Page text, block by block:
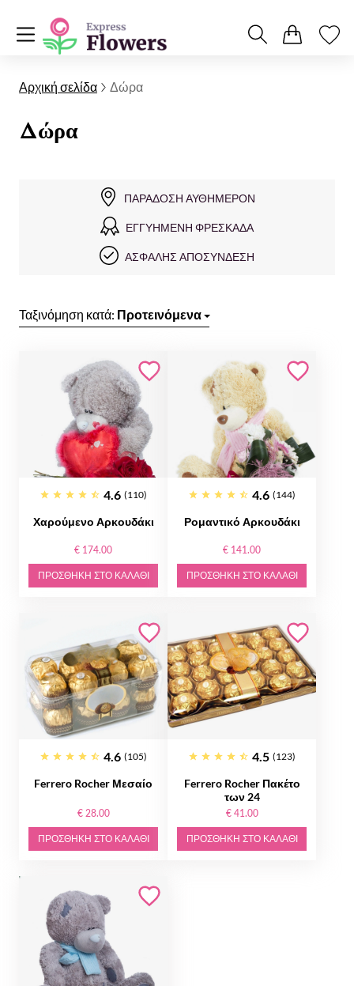
Αρχική σελίδα Δώρα
Δώρα
ΠΑΡΆΔΟΣΗ ΑΥΘΗΜΕΡΌΝ
ΕΓΓΥΗΜΈΝΗ ΦΡΕΣΚΆΔΑ
ΑΣΦΑΛΉΣ ΑΠΟΣΎΝΔΕΣΗ
Ταξινόμηση κατά: Προτεινόμενα
4.6 (110)
Χαρούμενο Αρκουδάκι
€ 174.00
ΠΡΟΣΘΉΚΗ ΣΤΟ ΚΑΛΆΘΙ
4.6 (144)
Ρομαντικό Αρκουδάκι
€ 141.00
ΠΡΟΣΘΉΚΗ ΣΤΟ ΚΑΛΆΘΙ
4.6 (105)
Ferrero Rocher Μεσαίο
€ 28.00
ΠΡΟΣΘΉΚΗ ΣΤΟ ΚΑΛΆΘΙ
4.5 (123)
Ferrero Rocher Πακέτο
των 24
€ 41.00
ΠΡΟΣΘΉΚΗ ΣΤΟ ΚΑΛΆΘΙ